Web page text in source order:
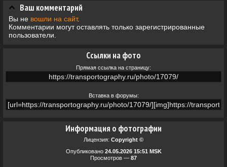
Информация о фотографии
Лицензия: Copyright ©
Опубликовано 24.05.2026 15:51 MSK
Просмотров — 87
Ссылки на фото
Прямая ссылка на страницу:
Вставка в форумы:
Ваш комментарий
Вы не вошли на сайт.
Комментарии могут оставлять только зарегистрированные
пользователи.